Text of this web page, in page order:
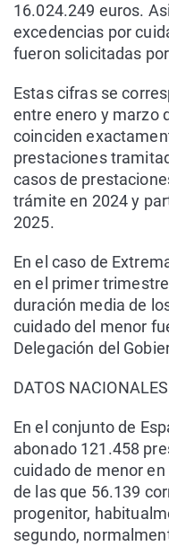
16.024.249 euros.
excedencias por
fueron solicitadas
Estas cifras se
entre enero y marzo
coinciden
prestaciones
casos de
trámite en 2024 y
2025.
En el caso de
en el primer
duración media de
cuidado del menor
Delegación del
DATOS NACIONALES
En el conjunto de
abonado 121.458
cuidado de menor
de las que 56.139
progenitor,
segundo,